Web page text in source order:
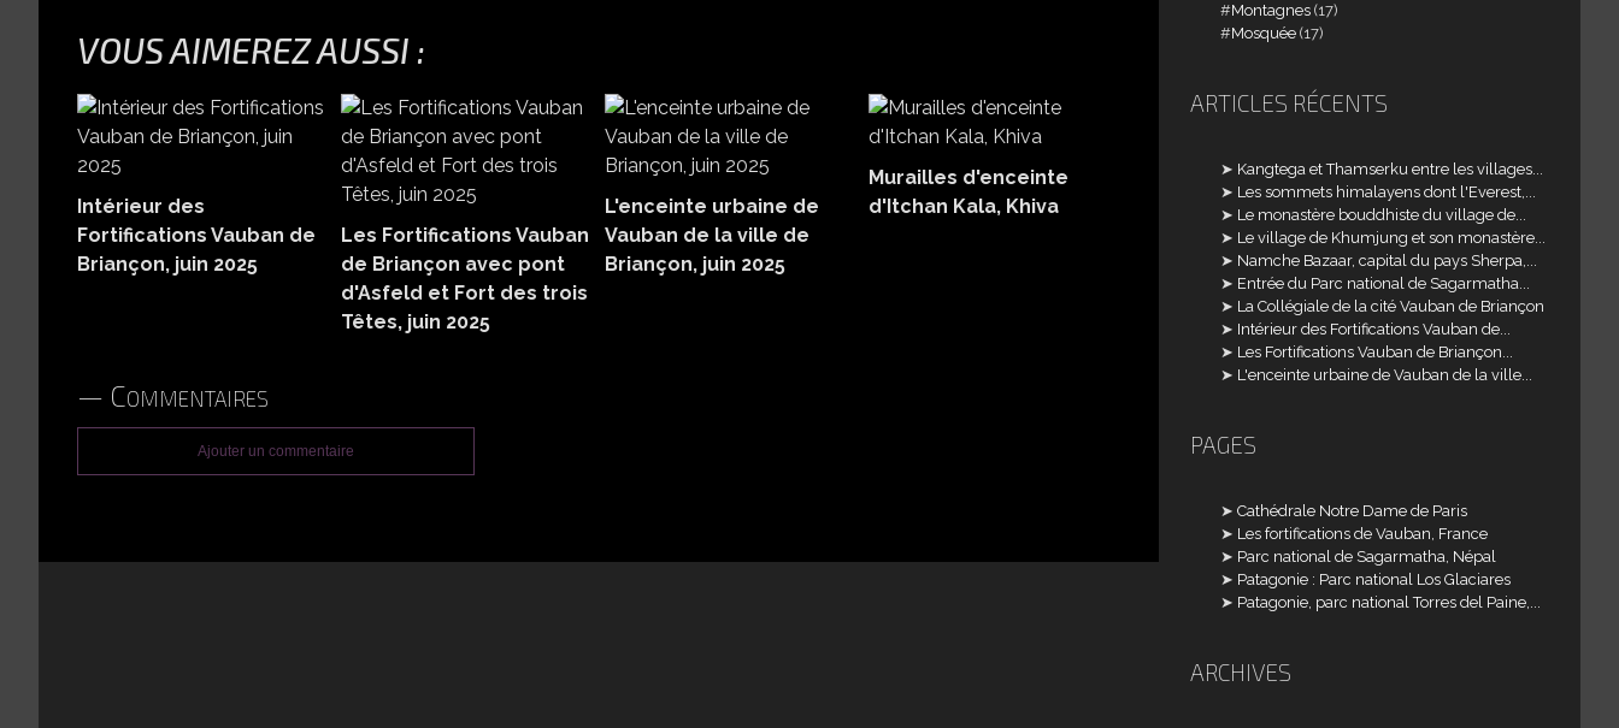
VOUS AIMEREZ AUSSI :
Intérieur des
Fortifications Vauban de
Briançon, juin 2025
Les Fortifications Vauban
de Briançon avec pont
d'Asfeld et Fort des trois
Têtes, juin 2025
L'enceinte urbaine de
Vauban de la ville de
Briançon, juin 2025
Murailles d'enceinte
d'Itchan Kala, Khiva
Commentaires
Ajouter un commentaire
Montagnes (17)
Mosquée (17)
ARTICLES RÉCENTS
Kangtega et Thamserku entre les villages...
Les sommets himalayens dont l'Everest,...
Le monastère bouddhiste du village de...
Le village de Khumjung et son monastère...
Namche Bazaar, capital du pays Sherpa,...
Entrée du Parc national de Sagarmatha...
La Collégiale de la cité Vauban de Briançon
Intérieur des Fortifications Vauban de...
Les Fortifications Vauban de Briançon...
L'enceinte urbaine de Vauban de la ville...
PAGES
Cathédrale Notre Dame de Paris
Les fortifications de Vauban, France
Parc national de Sagarmatha, Népal
Patagonie : Parc national Los Glaciares
Patagonie, parc national Torres del Paine,...
ARCHIVES